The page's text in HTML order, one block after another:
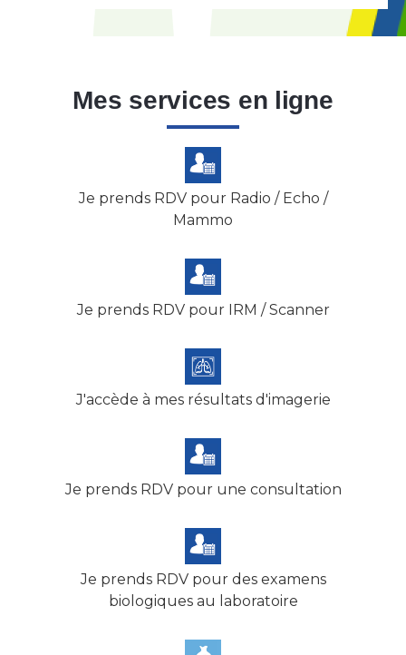
Mes services en ligne
Je prends RDV pour Radio / Echo /
Mammo
Je prends RDV pour IRM / Scanner
J'accède à mes résultats d'imagerie
Je prends RDV pour une consultation
Je prends RDV pour des examens
biologiques au laboratoire